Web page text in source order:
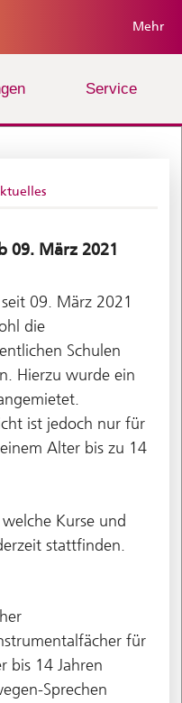
Mehr
Service
09. März 2021
09. März 2021
die
Schulen
Hierzu wurde ein
ist jedoch nur für
Alter bis zu 14
Kurse und
stattfinden.
für
bis 14 Jahren
Sprechen